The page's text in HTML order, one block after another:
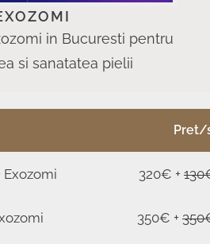
in Bucuresti pentru
si sanatatea pielii
Pret/
Exozomi 320€ +
350€ +